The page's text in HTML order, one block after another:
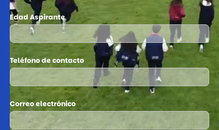
Edad Aspirante
Teléfono de contacto
Correo electrónico